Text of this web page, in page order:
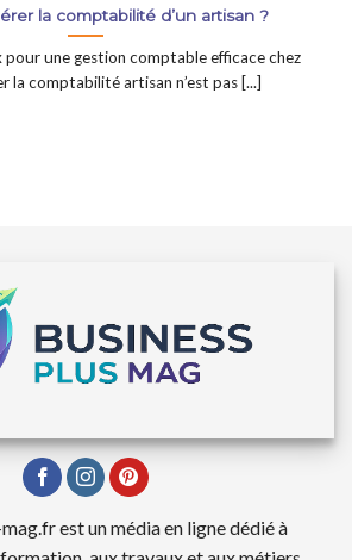
la comptabilité d’un artisan ?
pour une gestion comptable efficace chez
la comptabilité artisan n’est pas [...]
est un média en ligne dédié à